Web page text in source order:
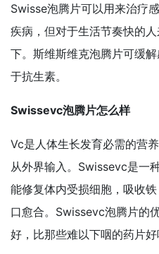
Swisse泡腾片可以用来治疗
疾病，但对于生活节奏快的
下。斯维斯维克泡腾片可缓
于抗生素。
Swissevc泡腾片怎么样
Vc是人体生长发育必需的营
从外界输入。Swissevc是一
能修复体内受损细胞，吸收
口愈合。Swissevc泡腾片的
好，比那些难以下咽的药片好